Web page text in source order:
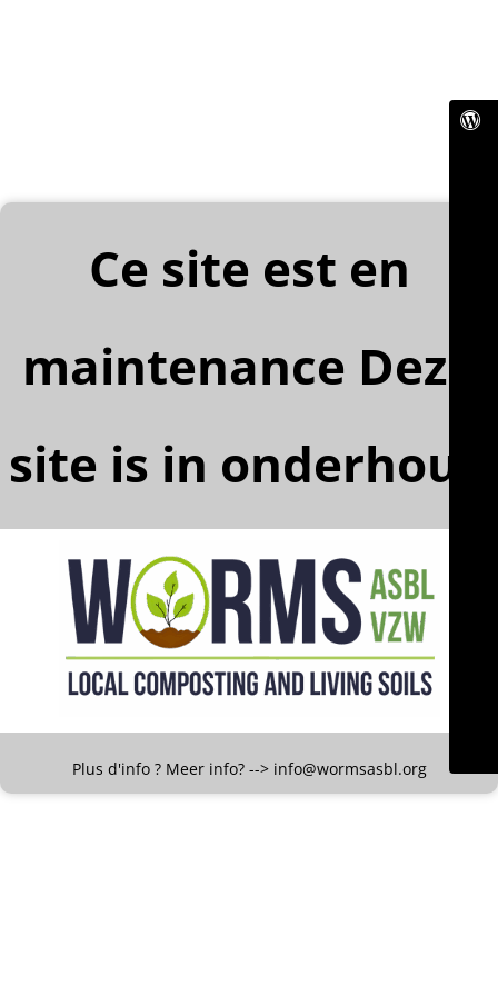
Ce site est en
maintenance Deze
site is in onderhoud
Plus d'info ? Meer info? --> info@wormsasbl.org